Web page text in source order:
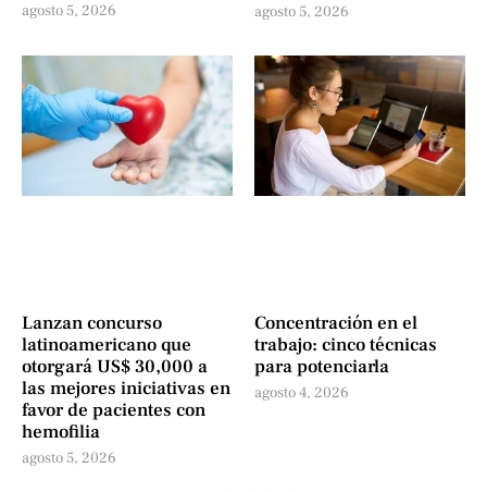
agosto 5, 2026 agosto 5, 2026
Lanzan concurso
latinoamericano que
otorgará US$ 30,000 a
las mejores iniciativas en
favor de pacientes con
hemofilia
agosto 5, 2026
Concentración en el
trabajo: cinco técnicas
para potenciarla
agosto 4, 2026